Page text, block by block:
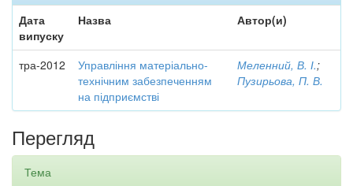
Дата
випуску
Назва Автор(и)
тра-2012
Управління матеріально-
технічним забезпеченням
на підприємстві
Меленний, В. І.;
Пузирьова, П. В.
Перегляд
Тема